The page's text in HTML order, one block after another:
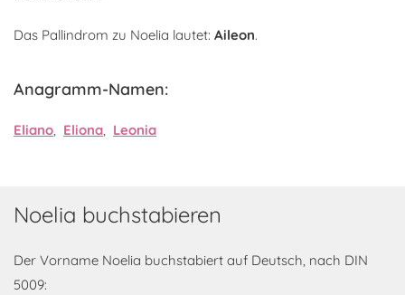
Das Pallindrom zu Noelia lautet: Aileon.
Anagramm-Namen:
Eliano, Eliona, Leonia
Noelia buchstabieren
Der Vorname Noelia buchstabiert auf Deutsch, nach DIN
5009: